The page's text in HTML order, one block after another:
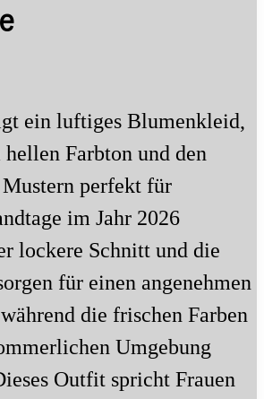
ein luftiges Blumenkleid,
Farbton und den
perfekt für
im Jahr 2026
lockere Schnitt und die
für einen angenehmen
die frischen Farben
Umgebung
Outfit spricht Frauen